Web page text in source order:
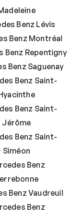
Benz Lévis
Benz Montréal
Benz Repentigny
Benz Saguenay
Benz Saint-
Benz Saint-
Jérôme
Benz Saint-
Siméon
Benz
Benz Vaudreuil
Benz